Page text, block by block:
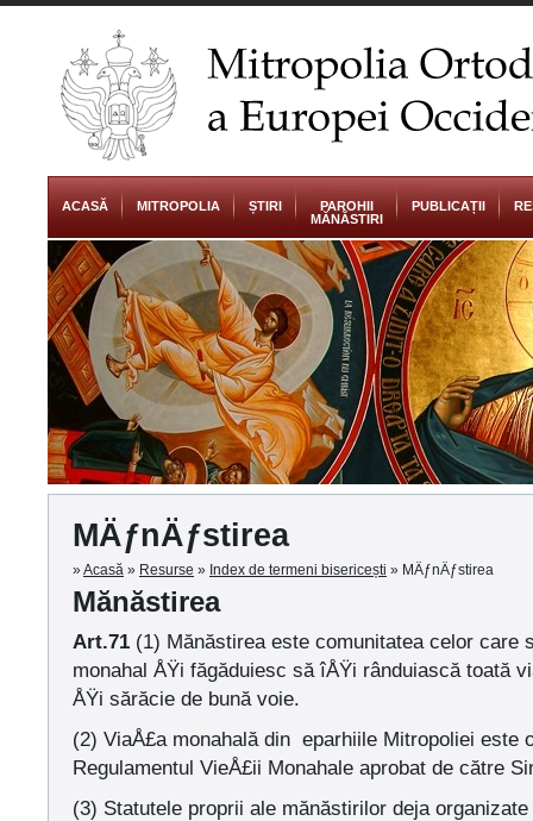
ACASĂ MITROPOLIA ȘTIRI
PAROHII
MĂNĂSTIRI
PUBLICAȚII
MÄƒnÄƒstirea
»Acasă » Resurse » Index de termeni bisericești » MÄƒnÄƒstirea
Mănăstirea
Art.71 (1) Mănăstirea este comunitatea celor care
monahal ÅŸi făgăduiesc să îÅŸi rânduiască toată
ÅŸi sărăcie de bună voie.
(2) ViaÅ£a monahală din eparhiile Mitropoliei este
Regulamentul VieÅ£ii Monahale aprobat de către
(3) Statutele proprii ale mănăstirilor deja